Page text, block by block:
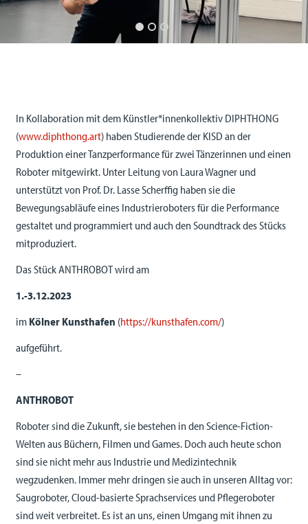
In Kollaboration mit dem Künstler*innenkollektiv DIPHTHONG
(www.diphthong.art) haben Studierende der KISD an der
Produktion einer Tanzperformance für zwei Tänzerinnen und einen
Roboter mitgewirkt. Unter Leitung von Laura Wagner und
unterstützt von Prof. Dr. Lasse Scherffig haben sie die
Bewegungsabläufe eines Industrieroboters für die Performance
gestaltet und programmiert und auch den Soundtrack des Stücks
mitproduziert.
Das Stück ANTHROBOT wird am
1.-3.12.2023
im Kölner Kunsthafen (https://kunsthafen.com/)
aufgeführt.
–
ANTHROBOT
Roboter sind die Zukunft, sie bestehen in den Science-Fiction-
Welten aus Büchern, Filmen und Games. Doch auch heute schon
sind sie nicht mehr aus Industrie und Medizintechnik
wegzudenken. Immer mehr dringen sie auch in unseren Alltag vor:
Saugroboter, Cloud-basierte Sprachservices und Pflegeroboter
sind weit verbreitet. Es ist an uns, einen Umgang mit ihnen zu